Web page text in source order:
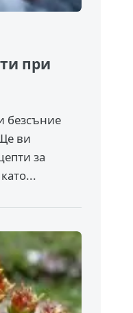
при
безсъние
ви
за